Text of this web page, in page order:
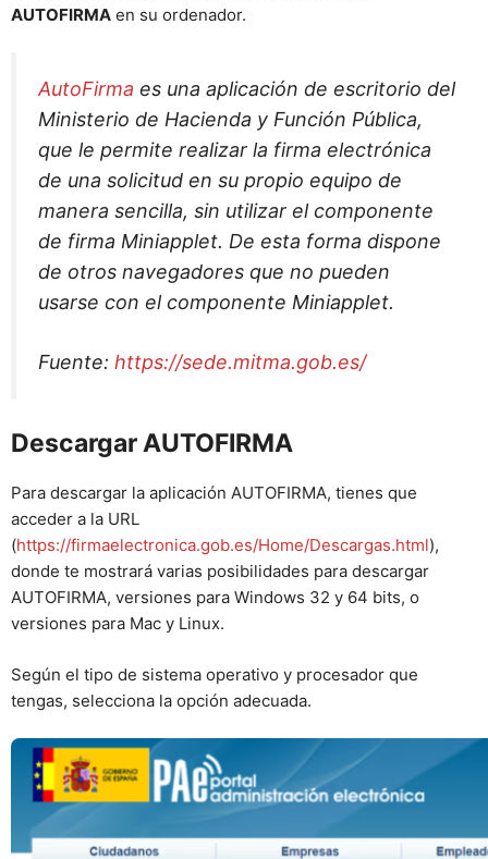
AUTOFIRMA en su ordenador.
AutoFirma es una aplicación de escritorio del
Ministerio de Hacienda y Función Pública,
que le permite realizar la firma electrónica
de una solicitud en su propio equipo de
manera sencilla, sin utilizar el componente
de firma Miniapplet. De esta forma dispone
de otros navegadores que no pueden
usarse con el componente Miniapplet.
Fuente: https://sede.mitma.gob.es/
Descargar AUTOFIRMA
Para descargar la aplicación AUTOFIRMA, tienes que
acceder a la URL
(https://firmaelectronica.gob.es/Home/Descargas.html),
donde te mostrará varias posibilidades para descargar
AUTOFIRMA, versiones para Windows 32 y 64 bits, o
versiones para Mac y Linux.
Según el tipo de sistema operativo y procesador que
tengas, selecciona la opción adecuada.